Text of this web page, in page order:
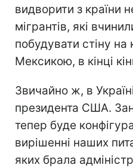
видворити з країни
мігрантів, які
побудувати стіну на
Мексикою, в кінці
Звичайно ж, в
президента США.
тепер буде
вирішенні наших
яких брала